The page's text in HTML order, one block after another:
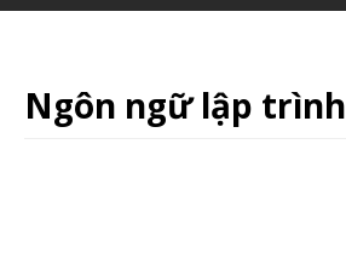
Ngôn ngữ lập trình